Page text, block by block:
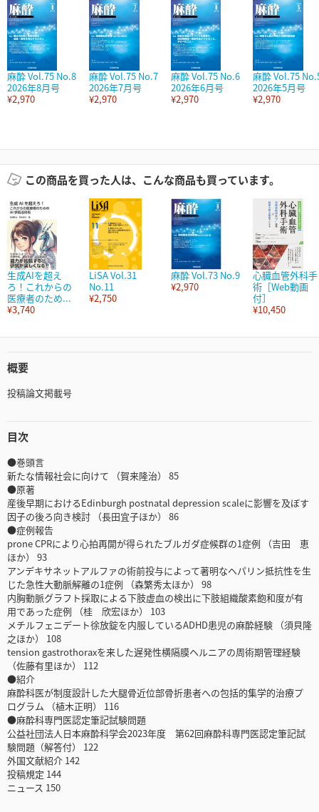
麻酔 Vol.75 No.8
2026年8月号
¥2,970
麻酔 Vol.75 No.7
2026年7月号
¥2,970
麻酔 Vol.75 No.6
2026年6月号
¥2,970
麻酔 Vol.75
2026年5月号
¥2,970
この商品を買った人は、こんな商品も買っています。
生成AIを超え
ろ！これからの
医療者のため...
¥3,740
LiSA Vol.31
No.11
¥2,750
麻酔 Vol.73 No.9
¥2,970
心臓血管外科手
術［Web動画
付］
¥10,450
概要
投稿論文掲載号
目次
●巻頭言
新たな情報社会に向けて （賀来隆治） 85
●原著
産後早期におけるEdinburgh postnatal depression scaleに影響を及ぼす
因子の後ろ向き検討 （長田宜子ほか） 86
●症例報告
prone CPRにより心拍再開が得られたブルガダ症候群の1症例 （吉田 恵
ほか） 93
アンデキサネットアルファの術前投与によって著明なヘパリン抵抗性を生
じた急性大動脈解離の1症例 （森繁秀太ほか） 98
内胸動脈グラフト採取による下肢虚血の検出に下肢組織酸素飽和度が有
用であった症例 （桂 欣宏ほか） 103
メチルフェニデート徐放錠を内服しているADHD患児の麻酔経験 （須貝隆
之ほか） 108
tension gastrothoraxを来した遅発性横隔膜ヘルニアの周術期管理経験
（佐藤有里ほか） 112
●紹介
麻酔科医が制度設計した大腿骨近位部骨折患者への包括的集学的治療プ
ログラム （植木正明） 116
●麻酔科専門医認定筆記試験問題
公益社団法人日本麻酔科学会2023年度 第62回麻酔科専門医認定筆記試
験問題（解答付） 122
外国文献紹介 142
投稿規定 144
ニュース 150